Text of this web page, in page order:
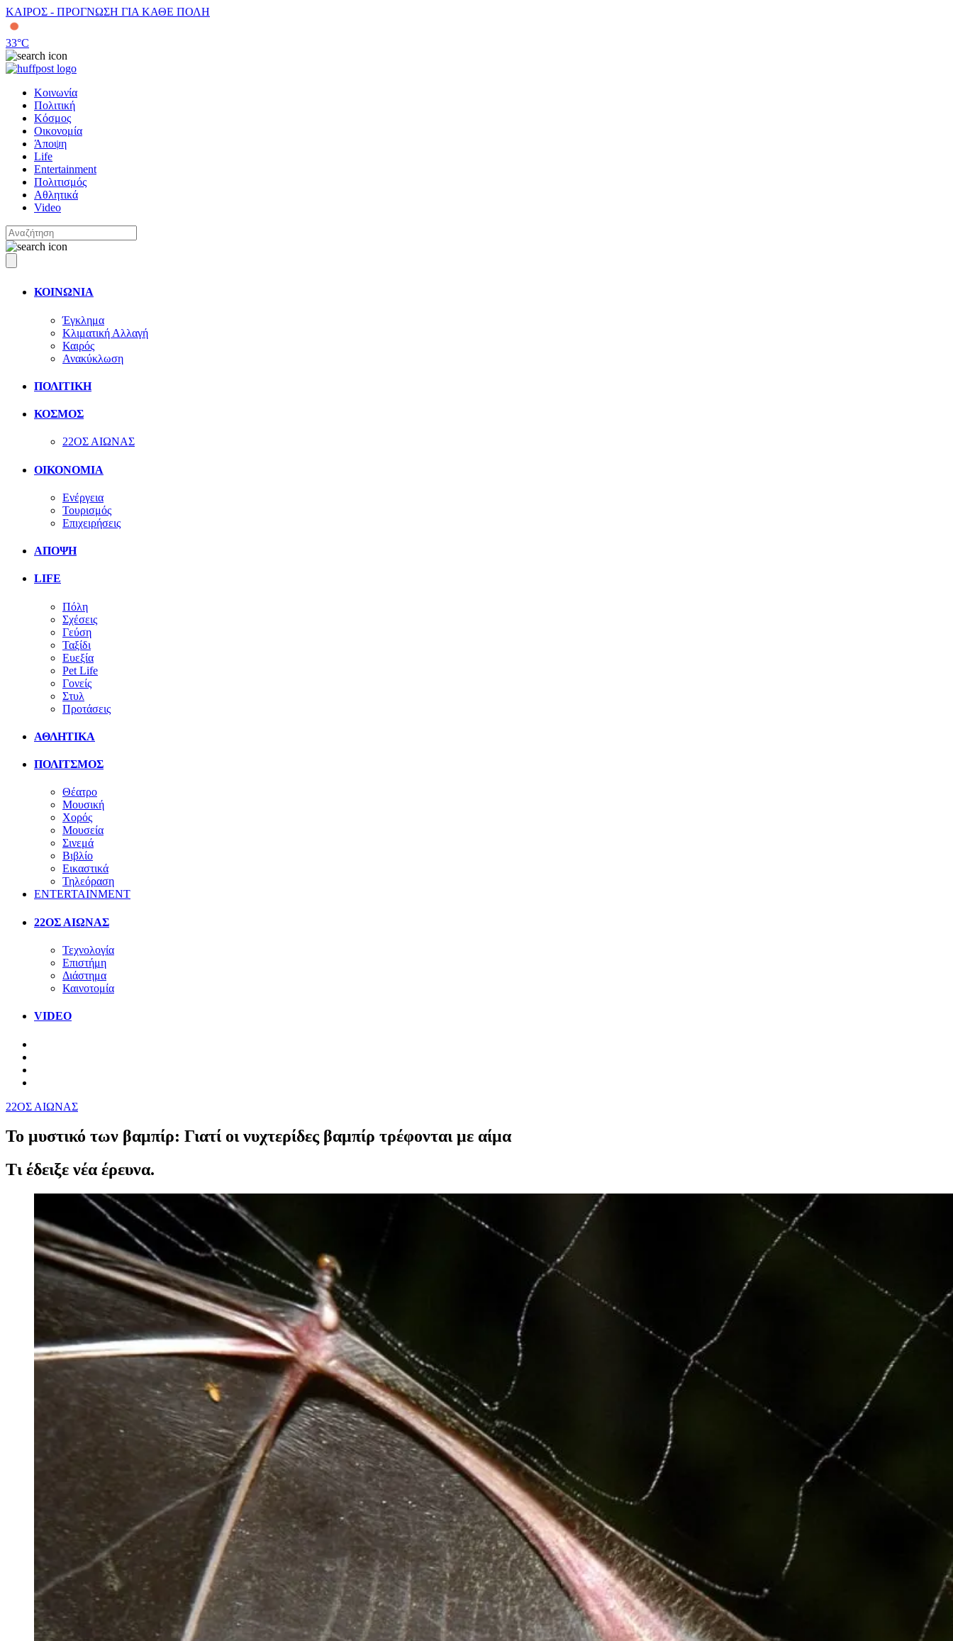
ΚΑΙΡΟΣ - ΠΡΟΓΝΩΣΗ ΓΙΑ ΚΑΘΕ ΠΟΛΗ
33°C
Κοινωνία
Πολιτική
Κόσμος
Οικονομία
Άποψη
Life
Entertainment
Πολιτισμός
Αθλητικά
Video
ΚΟΙΝΩΝΙΑ
Έγκλημα
Κλιματική Αλλαγή
Καιρός
Ανακύκλωση
ΠΟΛΙΤΙΚΗ
ΚΟΣΜΟΣ
22ΟΣ ΑΙΩΝΑΣ
ΟΙΚΟΝΟΜΙΑ
Ενέργεια
Τουρισμός
Επιχειρήσεις
ΑΠΟΨΗ
LIFE
Πόλη
Σχέσεις
Γεύση
Ταξίδι
Ευεξία
Pet Life
Γονείς
Στυλ
Προτάσεις
ΑΘΛΗΤΙΚΑ
ΠΟΛΙΤΣΜΟΣ
Θέατρο
Μουσική
Χορός
Μουσεία
Σινεμά
Βιβλίο
Εικαστικά
Τηλεόραση
ENTERTAINMENT
22ΟΣ ΑΙΩΝΑΣ
Τεχνολογία
Επιστήμη
Διάστημα
Καινοτομία
VIDEO
22ΟΣ ΑΙΩΝΑΣ
Το μυστικό των βαμπίρ: Γιατί οι νυχτερίδες βαμπίρ τρέφονται με αίμα
Τι έδειξε νέα έρευνα.